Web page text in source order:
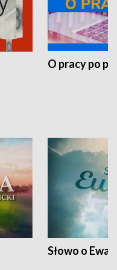
O pracy po
Słowo o